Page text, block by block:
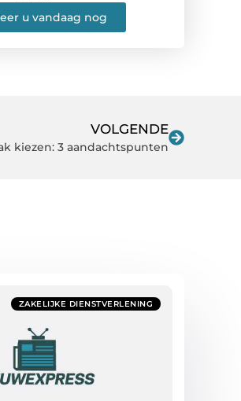
u vandaag nog
VOLGENDE
kiezen: 3 aandachtspunten
ZAKELIJKE DIENSTVERLENING